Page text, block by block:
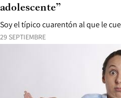
29 SEPTIEMBRE
Soy el típico cuarentón al que le
adolescente”